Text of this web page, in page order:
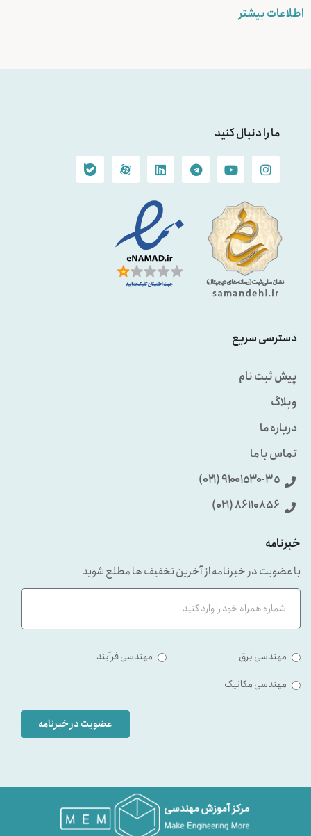
اطلاعات بیشتر
ما را دنبال کنید
دسترسی سریع
پیش ثبت نام
وبلاگ
درباره ما
تماس با ما
٩۱۰۰۱٥۳۰-۳٥ (۰۲۱)
86110856 (۰۲۱)
خبرنامه
با عضویت در خبرنامه از آخرین تخفیف ها مطلع شوید
مهندسی برق
مهندسی فرآیند
مهندسی مکانیک
عضویت در خبرنامه